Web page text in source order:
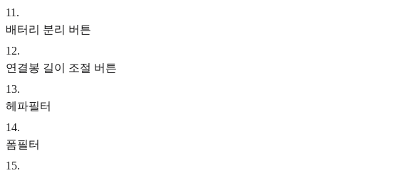
11 .
배터리 분리 버튼
12.
연결봉 길이 조절 버튼
13.
헤파필터
14.
폼필터
15.